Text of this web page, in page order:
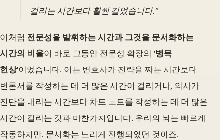
걸리는 시간보다 훨씬 길었습니다."
이처럼 전문성을 발휘하는 시간과 그것을 문서화하는
시간의 비율이 바로 그동안 전문성 확장의 '병목
현상'이었습니다. 이는 변호사가 전략을 짜는 시간보다
변론서를 작성하는 데 더 많은 시간이 걸리거나, 의사가
진단을 내리는 시간보다 차트 노트를 작성하는 데 더 많은
시간이 걸리는 것과 마찬가지입니다. 우리의 뇌는 빠르게
작동하지만, 문서화는 느리게 진행되었던 것이죠.